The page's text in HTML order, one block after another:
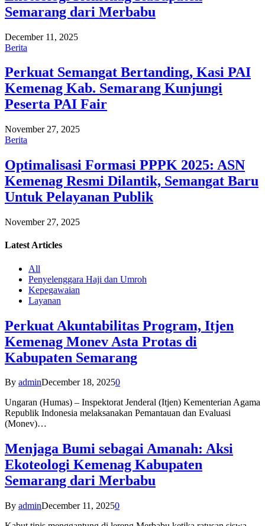
Semarang dari Merbabu
December 11, 2025
Berita
Perkuat Semangat Bertanding, Kasi PAI
Kemenag Kab. Semarang Kunjungi
Peserta PAI Fair
November 27, 2025
Berita
Optimalisasi Formasi PPPK 2025: ASN
Kemenag Resmi Dilantik, Semangat Baru
Untuk Pelayanan Publik
November 27, 2025
Latest Articles
All
Penyelenggara Haji dan Umroh
Kepegawaian
Layanan
Perkuat Akuntabilitas Program, Itjen
Kemenag Monev Asta Protas di
Kabupaten Semarang
By adminDecember 18, 20250
Ungaran (Humas) – Inspektorat Jenderal (Itjen) Kementerian Agama
Republik Indonesia melaksanakan Pemantauan dan Evaluasi
(Monev)…
Menjaga Bumi sebagai Amanah: Aksi
Ekoteologi Kemenag Kabupaten
Semarang dari Merbabu
By adminDecember 11, 20250